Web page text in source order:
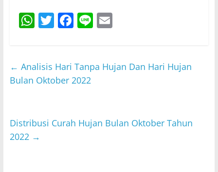
W
s
A
T
er
F
e
b
k
Li E
l
← Analisis Hari Tanpa Hujan Dan Hari Hujan
Bulan Oktober 2022
Distribusi Curah Hujan Bulan Oktober Tahun
2022 →